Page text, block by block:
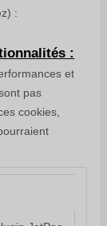
:
:
et
pas
cookies,